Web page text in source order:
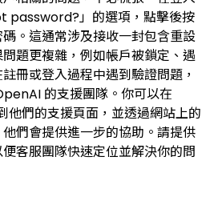
password?」的選項，點擊後按
。這通常涉及接收一封包含重設
題更複雜，例如帳戶被鎖定、遇
冊或登入過程中遇到驗證問題，
的支援團隊。你可以在
他們的支援頁面，並透過網站上的
們會提供進一步的協助。請提供
客服團隊快速定位並解決你的問